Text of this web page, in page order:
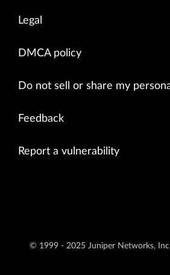
Legal
DMCA policy
Do not sell or share my
Feedback
Report a vulnerability
© 1999 - 2025 Juniper Networks,